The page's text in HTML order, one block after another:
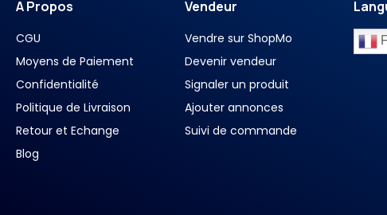
A Propos
CGU
Moyens de Paiement
Confidentialité
Politique de Livraison
Retour et Echange
Blog
Vendeur
Vendre sur ShopMo
Devenir vendeur
Signaler un produit
Ajouter annonces
Suivi de commande